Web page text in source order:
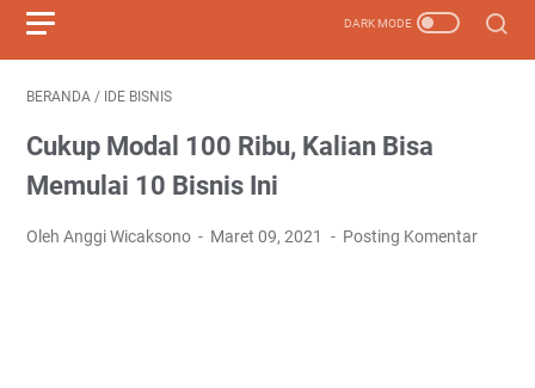
BERANDA / IDE BISNIS
Cukup Modal 100 Ribu, Kalian Bisa
Memulai 10 Bisnis Ini
Oleh Anggi Wicaksono Maret 09, 2021 Posting Komentar